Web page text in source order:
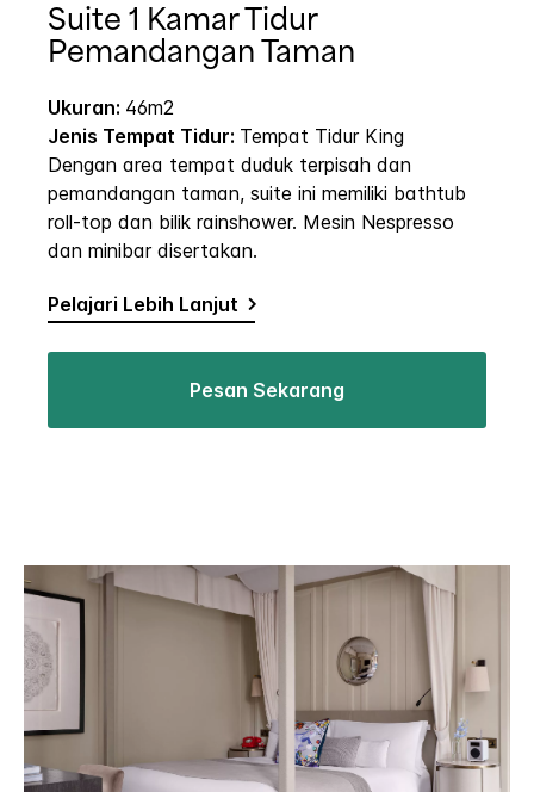
Suite 1 Kamar Tidur
Pemandangan Taman
Ukuran: 46m2
Jenis Tempat Tidur: Tempat Tidur King
Dengan area tempat duduk terpisah dan
pemandangan taman, suite ini memiliki bathtub
roll-top dan bilik rainshower. Mesin Nespresso
dan minibar disertakan.
Pelajari Lebih Lanjut
Pesan Sekarang